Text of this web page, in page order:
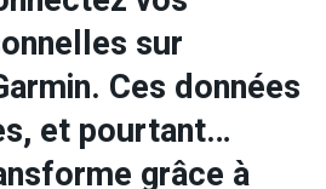
sur
Ces données
et pourtant…
grâce à